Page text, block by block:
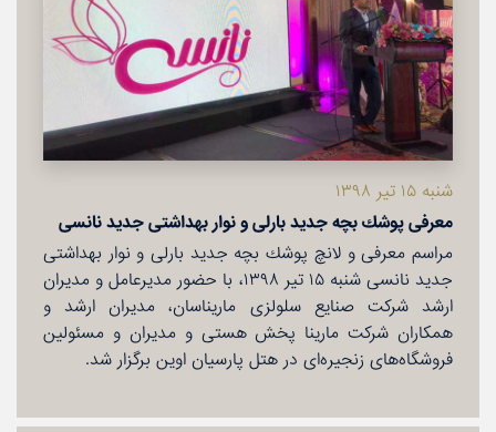
شنبه ۱۵ تیر ۱۳۹۸
معرفی پوشك بچه جدید بارلی و نوار بهداشتی جدید نانسی
مراسم معرفی و لانچ پوشك بچه جدید بارلی و نوار بهداشتی
جدید نانسی شنبه ۱۵ تیر ۱۳۹۸، با حضور مدیرعامل و مدیران
ارشد شركت صنایع سلولزی ماریناسان، مدیران ارشد و
همكاران شركت مارینا پخش هستی و مدیران و مسئولین
فروشگاه‌های زنجیره‌ای در هتل پارسیان اوین برگزار شد.